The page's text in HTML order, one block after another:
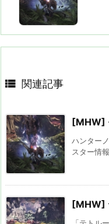
 関連記事
[MHW]
ハンター
スター情
[MHW]